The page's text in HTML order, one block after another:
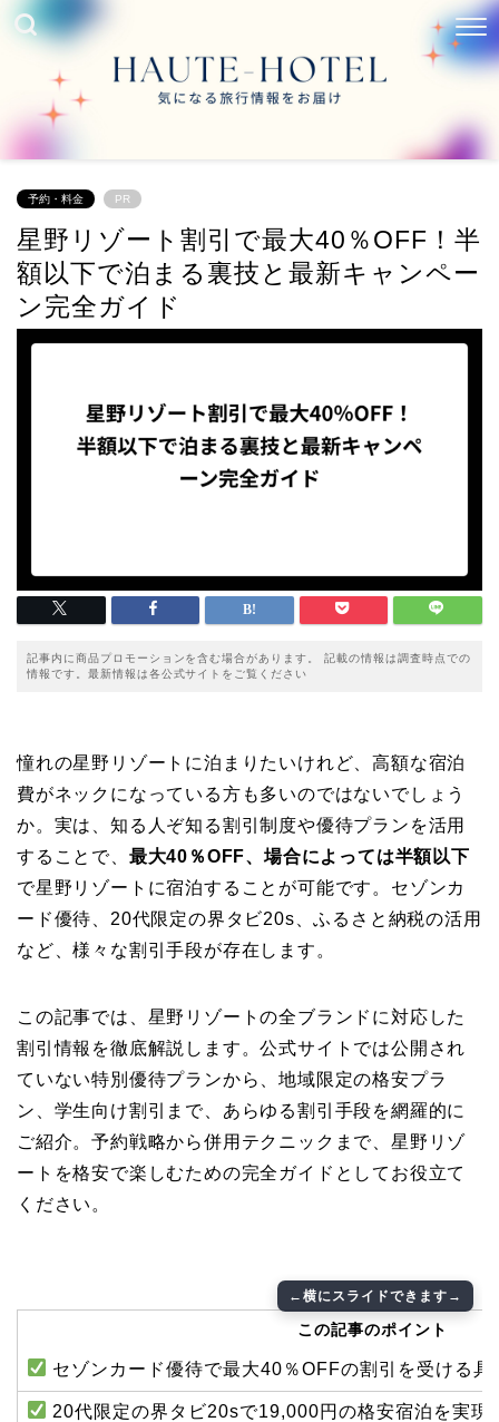
予約・料金 PR
星野リゾート割引で最大40％OFF！半
額以下で泊まる裏技と最新キャンペー
ン完全ガイド
記事内に商品プロモーションを含む場合があります。 記載の情報は調査時点での
情報です。最新情報は各公式サイトをご覧ください
憧れの星野リゾートに泊まりたいけれど、高額な宿泊
費がネックになっている方も多いのではないでしょう
か。実は、知る人ぞ知る割引制度や優待プランを活用
することで、 最大40％OFF、場合によっては半額以下
で星野リゾートに宿泊することが可能です。セゾンカ
ード優待、20代限定の界タビ20s、ふるさと納税の活用
など、様々な割引手段が存在します。
この記事では、星野リゾートの全ブランドに対応した
割引情報を徹底解説します。公式サイトでは公開され
ていない特別優待プランから、地域限定の格安プラ
ン、学生向け割引まで、あらゆる割引手段を網羅的に
ご紹介。予約戦略から併用テクニックまで、星野リゾ
ートを格安で楽しむための完全ガイドとしてお役立て
ください。
この記事のポイント
セゾンカード優待で最大40％OFFの割引を受ける具
20代限定の界タビ20sで19,000円の格安宿泊を実現